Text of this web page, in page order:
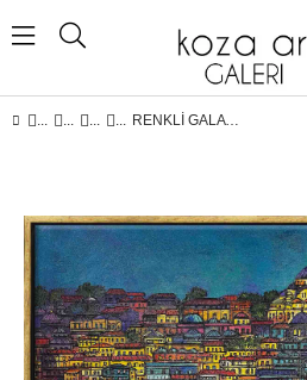
RENKLI GALATA | YAĞLI BOYA TABLO